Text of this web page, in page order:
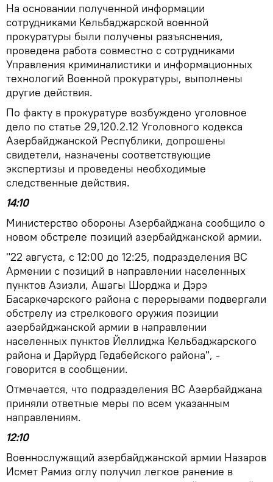
На основании полученной информации
сотрудниками Кельбаджарской военной
прокуратуры были получены разъяснения,
проведена работа совместно с сотрудниками
Управления криминалистики и информационных
технологий Военной прокуратуры, выполнены
другие действия.
По факту в прокуратуре возбуждено уголовное
дело по статье 29,120.2.12 Уголовного кодекса
Азербайджанской Республики, допрошены
свидетели, назначены соответствующие
экспертизы и проведены необходимые
следственные действия.
14:10
Министерство обороны Азербайджана сообщило о
новом обстреле позиций азербайджанской армии.
"22 августа, с 12:00 до 12:25, подразделения ВС
Армении с позиций в направлении населенных
пунктов Азизли, Ашагы Шорджа и Дэрэ
Басаркечарского района с перерывами подвергали
обстрелу из стрелкового оружия позиции
азербайджанской армии в направлении
населенных пунктов Йеллиджа Кельбаджарского
района и Дарйурд Гедабейского района", -
говорится в сообщении.
Отмечается, что подразделения ВС Азербайджана
приняли ответные меры по всем указанным
направлениям.
12:10
Военнослужащий азербайджанской армии Назаров
Исмет Рамиз оглу получил легкое ранение в